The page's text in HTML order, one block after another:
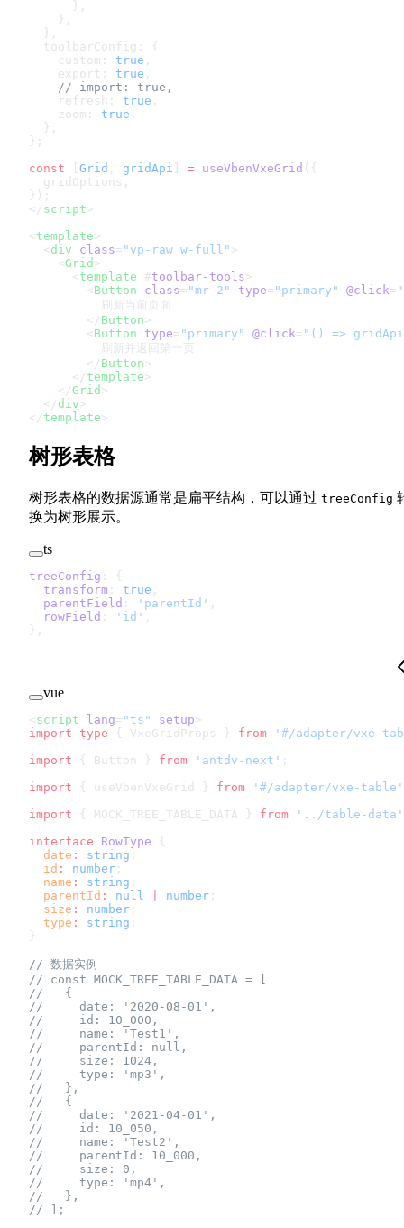
      },
    },
  },
  toolbarConfig: {
    custom:
true ,
    export:
true ,
    // import: true,
    refresh:
true ,
    zoom:
true ,
  },
};
const
Grid , gridApi = useVbenVxeGrid ({
  gridOptions,
});
</ script >
< template >
  <
div class= "vp-raw w-full" >
    <
Grid >
      <
template #toolbar-tools >
        <
Button class= "mr-2" type= "primary" @click=
          刷新当前页面
        </
Button >
        <
Button type= "primary" @click= "() =>
          刷新并返回第一页
        </
Button >
      </
template >
    </
Grid >
  </
div >
</ template >
树形表格
树形表格的数据源通常是扁平结构，可以通过 treeConfig
换为树形展示。
ts
treeConfig : {
  transform
: true ,
  parentField
: 'parentId' ,
  rowField
: 'id' ,
},
vue
< script lang= "ts" setup >
import type { VxeGridProps } from '#/adapter/vxe-
import { Button } from 'antdv-next' ;
import { useVbenVxeGrid } from '#/adapter/vxe-table'
import { MOCK_TREE_TABLE_DATA } from '../table-data'
interface RowType {
  date
: string ;
  id
: number ;
  name
: string ;
  parentId
: null number ;
  size
: number ;
  type
: string ;
}
// 数据实例
// const MOCK_TREE_TABLE_DATA = [
//   {
//     date: '2020-08-01',
//     id: 10_000,
//     name: 'Test1',
//     parentId: null,
//     size: 1024,
//     type: 'mp3',
//   },
//   {
//     date: '2021-04-01',
//     id: 10_050,
//     name: 'Test2',
//     parentId: 10_000,
//     size: 0,
//     type: 'mp4',
//   },
// ];